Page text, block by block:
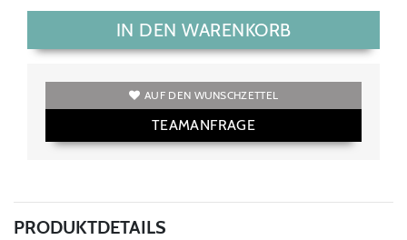
IN DEN WARENKORB
AUF DEN WUNSCHZETTEL
TEAMANFRAGE
PRODUKTDETAILS